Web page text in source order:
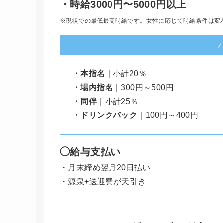
・時給3000円〜5000円以上
※現状での最低最高時給です。女性に応じて時給条件は変
・本指名
｜小計20％
・場内指名
｜300円～500円
・同伴 ｜小計25％
・ドリンクバック
｜100円～400円
◯給与支払い
・月末締め翌月20日払い
・源泉+送迎費が天引き